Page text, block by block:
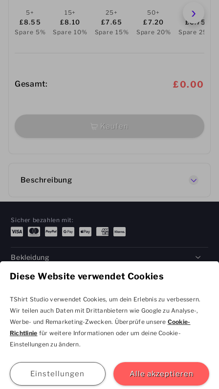
Diese Website verwendet Cookies
TShirt Studio verwendet Cookies, um dein Erlebnis zu verbessern.
Wir teilen auch Daten mit Drittanbietern wie Google zu Analyse-,
Werbe- und Remarketing-Zwecken. Überprüfe unsere Cookie-
Richtlinie für weitere Informationen oder um deine Cookie-
Einstellungen zu ändern.
Beitreten Anmelden GBP
5+
£8.55
Spare 5%
15+
£8.10
Spare 10%
25+
£7.65
Spare 15%
50+
£7.20
Spare 20%
100+
£6.75
Spare 25%
Gesamt: £0.00
Kaufen
Beschreibung
Sicher bezahlen mit:
Bekleidung
Geschenke
Hilfe
Datenschutzbestimmungen
und Cookie-Einstellungen
kontakt@tshirtstudio.de
2026 TShirt Studio